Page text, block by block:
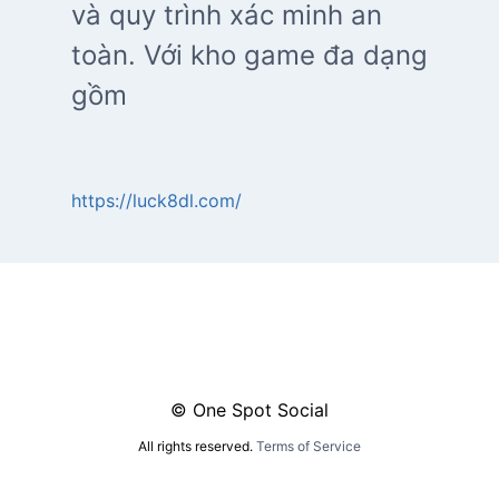
và quy trình xác minh an
toàn. Với kho game đa dạng
gồm
https://luck8dl.com/
© One Spot Social
All rights reserved. Terms of Service